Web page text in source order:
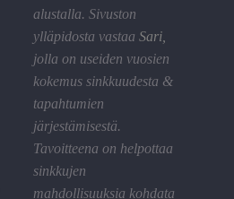
alustalla. Sivuston
ylläpidosta vastaa Sari
jolla on useiden vuosien
kokemus sinkkuudesta &
tapahtumien
järjestämisestä.
Tavoitteena on helpottaa
sinkkujen
mahdollisuuksia kohdata